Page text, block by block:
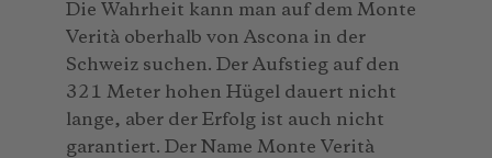
Die Wahrheit kann man auf dem Monte
Verità oberhalb von Ascona in der
Schweiz suchen. Der Aufstieg auf den
321 Meter hohen Hügel dauert nicht
lange, aber der Erfolg ist auch nicht
garantiert. Der Name Monte Verità